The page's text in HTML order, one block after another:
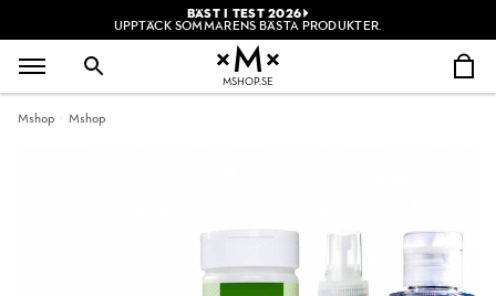
BÄST I TEST 2026
UPPTÄCK SOMMARENS BÄSTA PRODUKTER.
MSHOP.SE
Mshop Mshop